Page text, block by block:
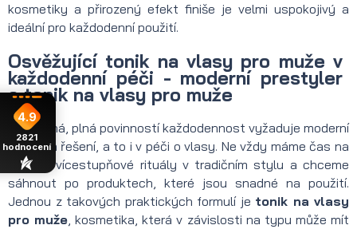
kosmetiky a přirozený efekt finiše je velmi uspokojivý a
ideální pro každodenní použití.
Osvěžující tonik na vlasy pro muže v
každodenní péči - moderní prestyler
a tonik na vlasy pro muže
Zaběhaná, plná povinností každodennost vyžaduje moderní
a chytrá řešení, a to i v péči o vlasy. Ne vždy máme čas na
složité, vícestupňové rituály v tradičním stylu a chceme
sáhnout po produktech, které jsou snadné na použití.
Jednou z takových praktických formulí je tonik na vlasy
pro muže, kosmetika, která v závislosti na typu může mít
4.9
2821
hodnocení